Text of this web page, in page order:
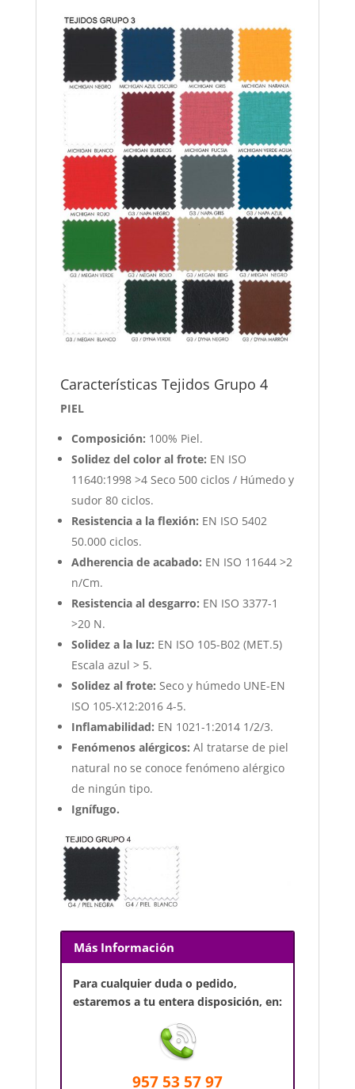
Características Tejidos Grupo 4
PIEL
Composición: 100% Piel.
Solidez del color al frote: EN ISO
11640:1998 >4 Seco 500 ciclos / Húmedo y
sudor 80 ciclos.
Resistencia a la flexión: EN ISO 5402
50.000 ciclos.
Adherencia de acabado: EN ISO 11644 >2
n/Cm.
Resistencia al desgarro: EN ISO 3377-1
>20 N.
Solidez a la luz: EN ISO 105-B02 (MET.5)
Escala azul > 5.
Solidez al frote: Seco y húmedo UNE-EN
ISO 105-X12:2016 4-5.
Inflamabilidad: EN 1021-1:2014 1/2/3.
Fenómenos alérgicos: Al tratarse de piel
natural no se conoce fenómeno alérgico
de ningún tipo.
Ignífugo.
Más Información
Para cualquier duda o pedido,
estaremos a tu entera disposición, en:
957 53 57 97